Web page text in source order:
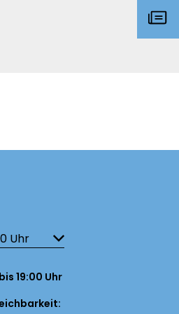
Schließzeiten auszublenden
Uhr Von 14:00 bis 18:00 Uhr
19:00 Uhr